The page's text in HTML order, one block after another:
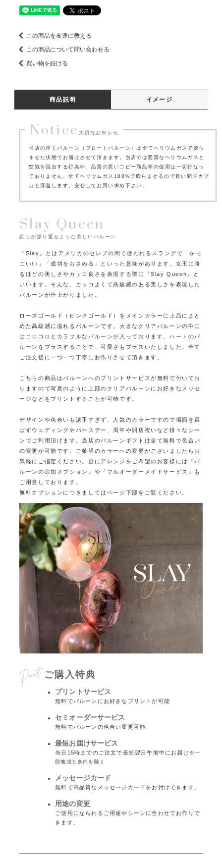
この商品を友達に教える
この商品について問い合わせる
買い物を続ける
商品説明 イメージ
Notice 大切なお知らせ
当店の浮くバルーン（フロートバルーン）は全てヘリウムガスで膨ら
ませた状態でお届けさせて頂きます。
当店では悪質なヘリウムガスと
空気を混合する行為や、品質の悪いコピー商品等の使用は一切行なっ
ておりません。全てヘリウムガス100%で膨らませるので長い間プカプ
カと浮遊します。安心してお買い求め下さい。
Slay Queen
誰もが振り返るような美しいバルーン
『Slay』とはアメリカのセレブの間で使われるスラングで「かっ
こいい」「成功をおさめる」といった意味があります。 女王に勝
るほどの美しさやカッコ良さを表現する際に『Slay Queen』と
いいます。 そんな、カッコよくて高級感のある美しさを表現した
バルーンが仕上がりました。
ローズゴールド（ピンクゴールド）をメインカラーに上品にまと
めた高級感に溢れるバルーンです。大きなクリアバルーンの中に
はコロコロとカラフルなバルーンが入っております。ハートのバ
ルーンをプラスすることで、可愛さもプラスいたしました。 全て
ご注文後に一つ一つ丁寧にお作りさせて頂きます。
こちらの商品はバルーンへのプリントサービスが無料で付いてお
りますので写真のように上部のクリアバルーンにお好きなメッセ
ージなどをプリントすることが可能です。
デザインや色合いも派手すぎず、人気のカラーですので場面を選
ばずウェディングやバースデー、周年や開店祝いなど様々なシー
ンでご利用頂けます。 当店のバルーンギフトは全て無料で色合い
の変更が可能です。ご希望のカラーへの変更がございましたらお
気軽にご指定ください。 更にアレンジをご希望のお客様には『バ
ルーンの追加オプション』や『フルオーダーメイドサービス』も
ご用意しております。
無料オプションにつきましてはページ下部をご覧ください。
ご購入特典
プリントサービス
無料でバルーンにお好きなプリントが可能
セミオーダーサービス
無料でバルーンの色合い変更可能
最短お届けサービス
当日15時までのご注文で最短翌日午前中にお届け ※一
部地域と条件を除く
メッセージカード
無料で高品質なメッセージカードをお付けできます。
用途の変更
ご使用になられるご用途やシーンに合わせてお作りで
きます。